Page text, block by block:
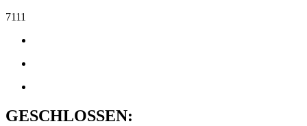
7111
GESCHLOSSEN: